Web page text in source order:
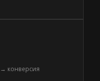
конверсия